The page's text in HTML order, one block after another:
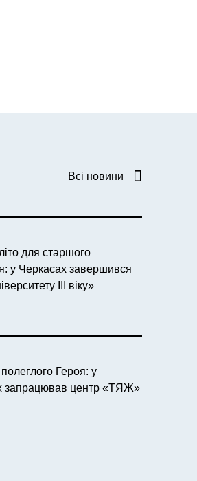
Всі новини
для старшого
у Черкасах завершився
ІІІ віку»
Героя: у
запрацював центр «ТЯЖ»